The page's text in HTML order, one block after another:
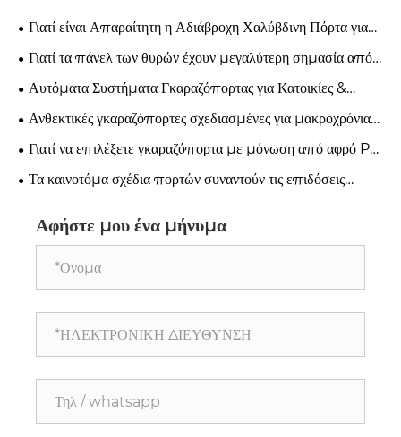
Γιατί είναι Απαραίτητη η Αδιάβροχη Χαλύβδινη Πόρτα για
Σύγχρονη Βιομηχανική Ασφάλεια;
Γιατί τα πάνελ των θυρών έχουν μεγαλύτερη σημασία από
όσο νομίζετε;
Αυτόματα Συστήματα Γκαραζόπορτας για Κατοικίες &
Επιχειρήσεις
Ανθεκτικές γκαραζόπορτες σχεδιασμένες για μακροχρόνια
χρήση
Γιατί να επιλέξετε γκαραζόπορτα με μόνωση από αφρό PU
για μοντέρνα σπίτια;
Τα καινοτόμα σχέδια πορτών συναντούν τις επιδόσεις
Αφήστε μου ένα μήνυμα